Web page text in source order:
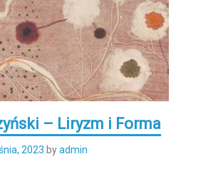
– Liryzm i Forma
2023 byadmin